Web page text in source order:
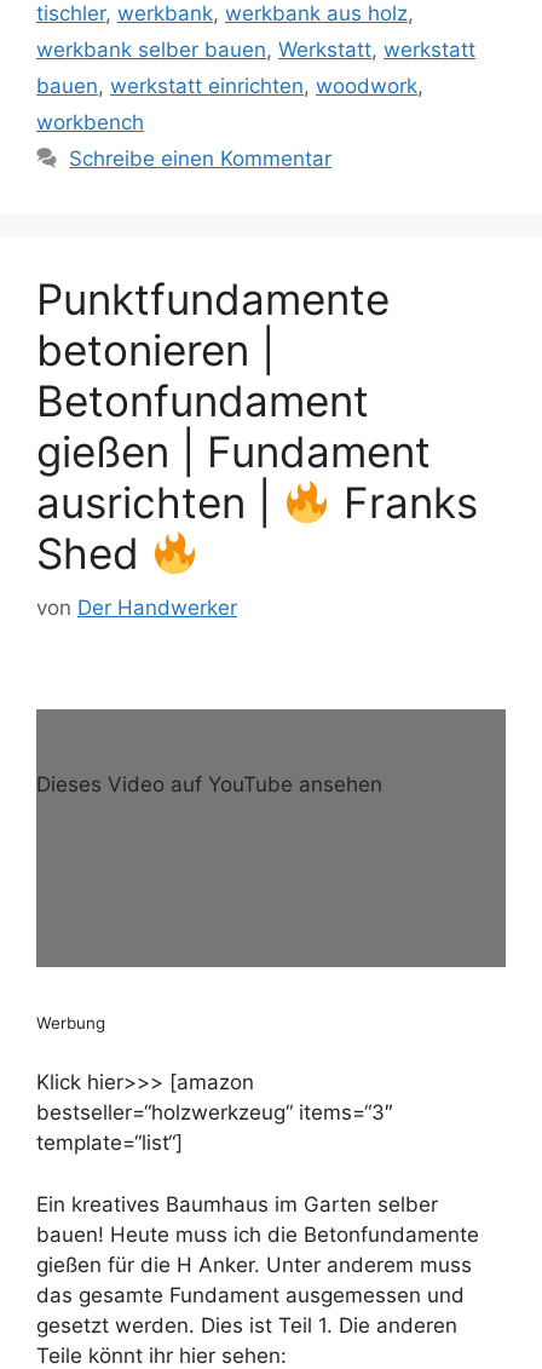
tischler, werkbank, werkbank aus holz,
werkbank selber bauen, Werkstatt, werkstatt
bauen, werkstatt einrichten, woodwork,
workbench
Schreibe einen Kommentar
Punktfundamente
betonieren |
Betonfundament
gießen | Fundament
ausrichten |
Franks
Shed
von Der Handwerker
Dieses Video auf YouTube ansehen
Werbung
Klick hier>>> [amazon
bestseller=“holzwerkzeug“ items=“3″
template=“list“]
Ein kreatives Baumhaus im Garten selber
bauen! Heute muss ich die Betonfundamente
gießen für die H Anker. Unter anderem muss
das gesamte Fundament ausgemessen und
gesetzt werden. Dies ist Teil 1. Die anderen
Teile könnt ihr hier sehen: